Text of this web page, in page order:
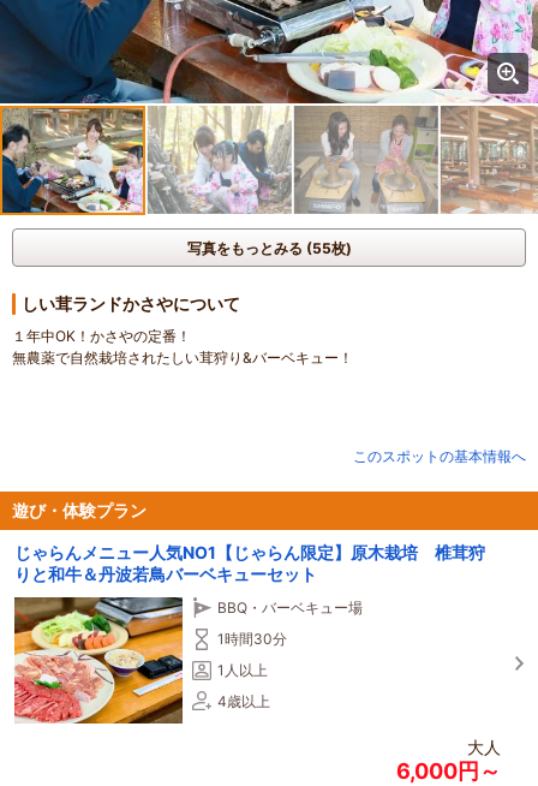
写真をもっとみる (55枚)
しい茸ランドかさやについて
１年中OK！かさやの定番！
無農薬で自然栽培されたしい茸狩り&バーベキュー！
椎茸狩り以外にも冬1月～5月はいちご狩り、初夏はあじさい園、夏はカブトム
シ狩り、秋には芋ほり体験や黒豆枝豆狩り体験。
またお子様向けの謎解きスタンプラリーやピザ作り体験など年中通して様々な
体験を取り揃えております。
ぜひ色んな季節にお楽しみくださいませ！
※しい茸狩りのみは受付けておりません。
※飲み物や食べ物の持ち込みはお断りさせていただいております
予約要
このスポットの基本情報へ
遊び・体験プラン
じゃらんメニュー人気NO1【じゃらん限定】原木栽培 椎茸狩
りと和牛＆丹波若鳥バーベキューセット
BBQ・バーベキュー場
1時間30分
1人以上
4歳以上
大人
6,000円～